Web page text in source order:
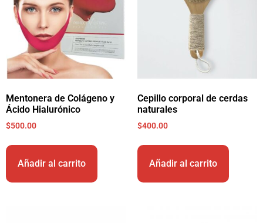
Mentonera de Colágeno y
Ácido Hialurónico
$500.00
Añadir al carrito
Cepillo corporal de cerdas
naturales
$400.00
Añadir al carrito